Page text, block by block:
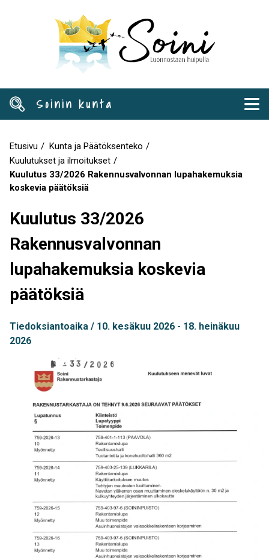
Soinin kunta
Murupolku
Etusivu
Kunta ja Päätöksenteko
Kuulutukset ja ilmoitukset
Kuulutus 33/2026 Rakennusvalvonnan lupahakemuksia
koskevia päätöksiä
Kuulutus 33/2026
Rakennusvalvonnan
lupahakemuksia koskevia
päätöksiä
Tiedoksiantoaika 10. kesäkuu 2026
18. heinäkuu
2026